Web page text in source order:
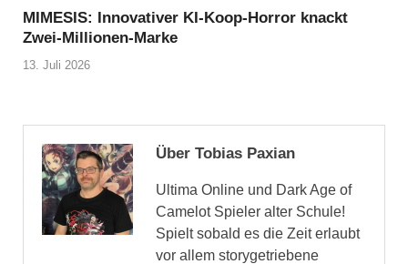
MIMESIS: Innovativer KI-Koop-Horror knackt
Zwei-Millionen-Marke
13. Juli 2026
Über Tobias Paxian
Ultima Online und Dark Age of
Camelot Spieler alter Schule!
Spielt sobald es die Zeit erlaubt
vor allem storygetriebene